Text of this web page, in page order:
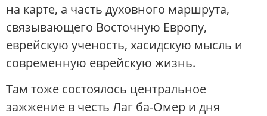
на карте, а часть духовного маршрута,
связывающего Восточную Европу,
еврейскую ученость, хасидскую мысль и
современную еврейскую жизнь.
Там тоже состоялось центральное
зажжение в честь Лаг ба-Омер и дня